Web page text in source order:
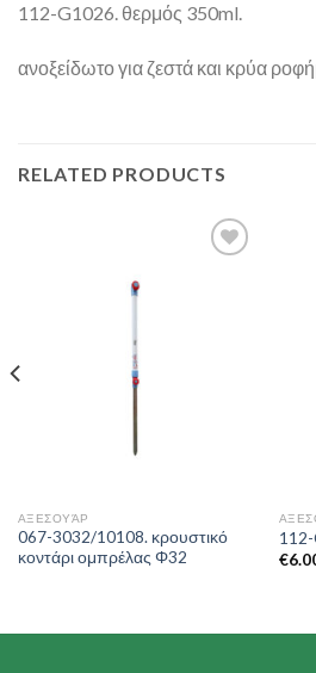
112-G1026. θερμός 350ml.
ανοξείδωτο για ζεστά και κρύα
RELATED PRODUCTS
ΑΞΕΣΟΥΆΡ
067-3032/10108. κρουστικό
κοντάρι ομπρέλας Φ32
112-
€